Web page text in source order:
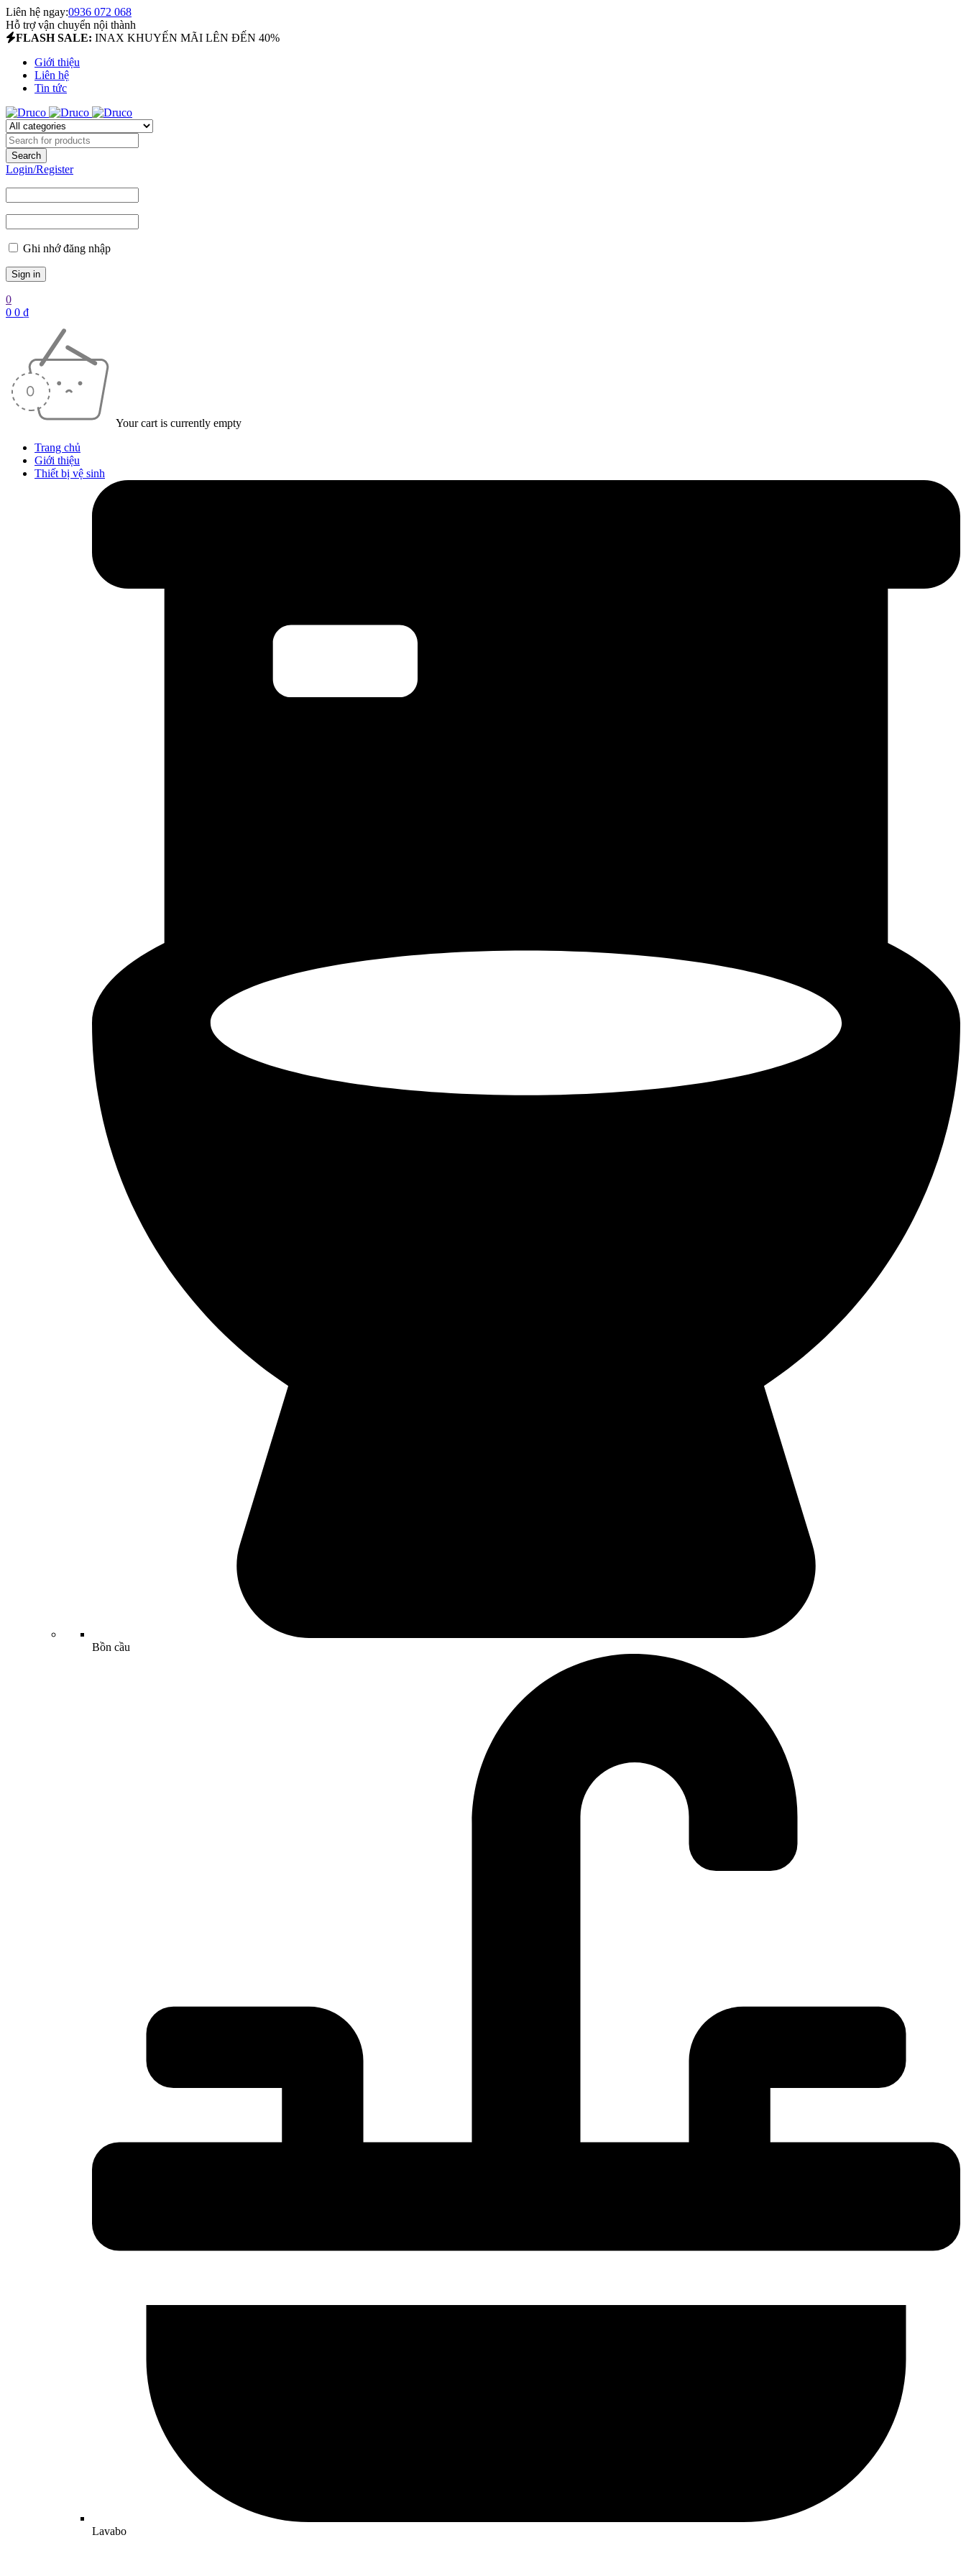
Liên hệ ngay:0936 072 068
Hỗ trợ vận chuyển nội thành
FLASH SALE: INAX KHUYẾN MÃI LÊN ĐẾN 40%
Giới thiệu
Liên hệ
Tin tức
Login/Register
Ghi nhớ đăng nhập
0
0 0 ₫
Your cart is currently empty
Trang chủ
Giới thiệu
Thiết bị vệ sinh
Bồn cầu
Lavabo